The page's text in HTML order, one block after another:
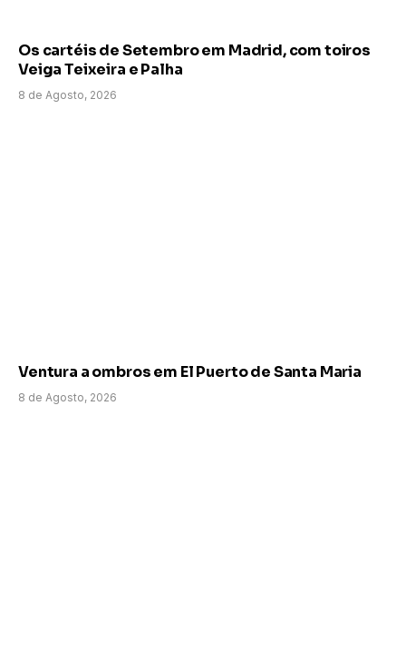
Os cartéis de Setembro em Madrid, com toiros
Veiga Teixeira e Palha
8 de Agosto, 2026
Ventura a ombros em El Puerto de Santa Maria
8 de Agosto, 2026